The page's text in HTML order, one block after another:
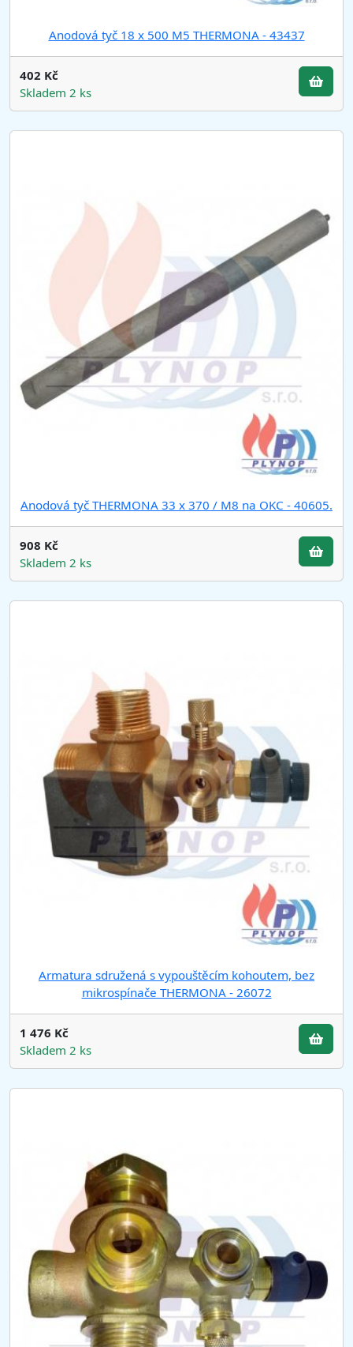
Anodová tyč 18 x 500 M5 THERMONA - 43437
402 Kč
Skladem 2 ks
Anodová tyč THERMONA 33 x 370 / M8 na OKC - 40605.
908 Kč
Skladem 2 ks
Armatura sdružená s vypouštěcím kohoutem, bez
mikrospínače THERMONA - 26072
1 476 Kč
Skladem 2 ks